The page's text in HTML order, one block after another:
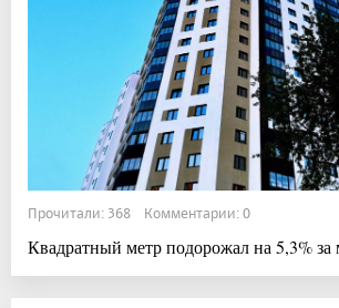
Прочитали: 368 Комментарии: 0
Квадратный метр подорожал на 5,3% за